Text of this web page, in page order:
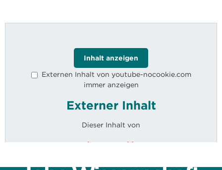
Inhalt anzeigen
Externen Inhalt von youtube-nocookie.com
immer anzeigen
Externer Inhalt
Dieser Inhalt von
youtube-nocookie.com